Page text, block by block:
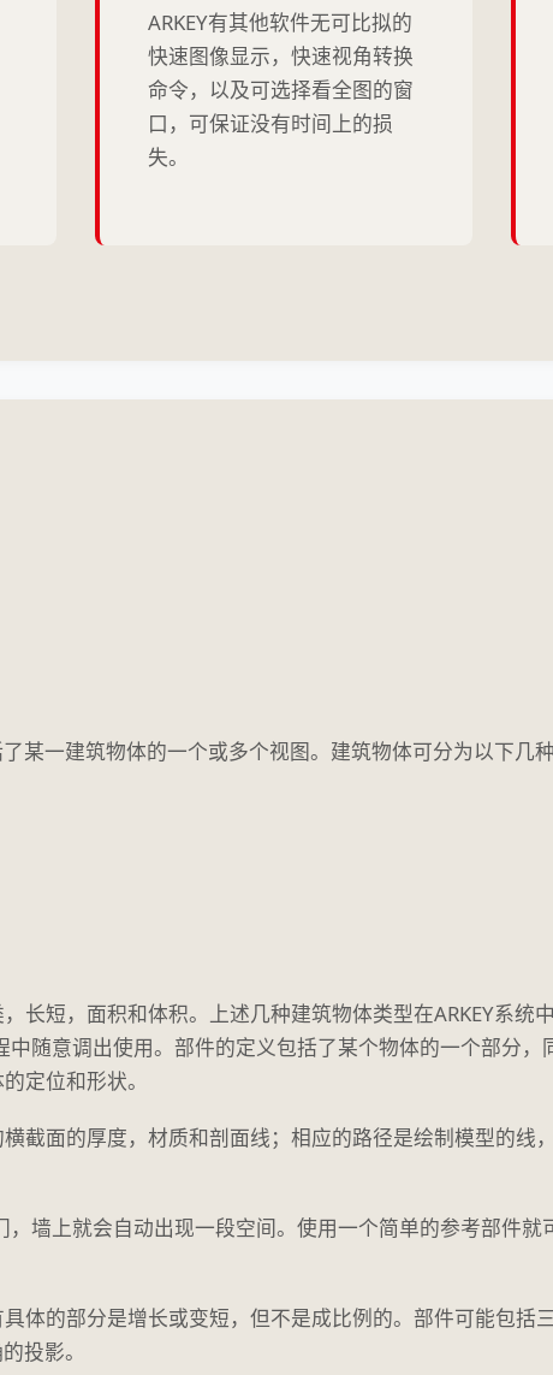
ARKEY有其他软件无可比拟的
快速图像显示，快速视角转换
命令，以及可选择看全图的窗
口，可保证没有时间上的损
失。
某一建筑物体的一个或多个视图。建筑物体可分为以下几
长短，面积和体积。上述几种建筑物体类型在ARKEY系统
随意调出使用。部件的定义包括了某个物体的一个部分
定位和形状。
截面的厚度，材质和剖面线；相应的路径是绘制模型的线
墙上就会自动出现一段空间。使用一个简单的参考部件
体的部分是增长或变短，但不是成比例的。部件可能包括
投影。